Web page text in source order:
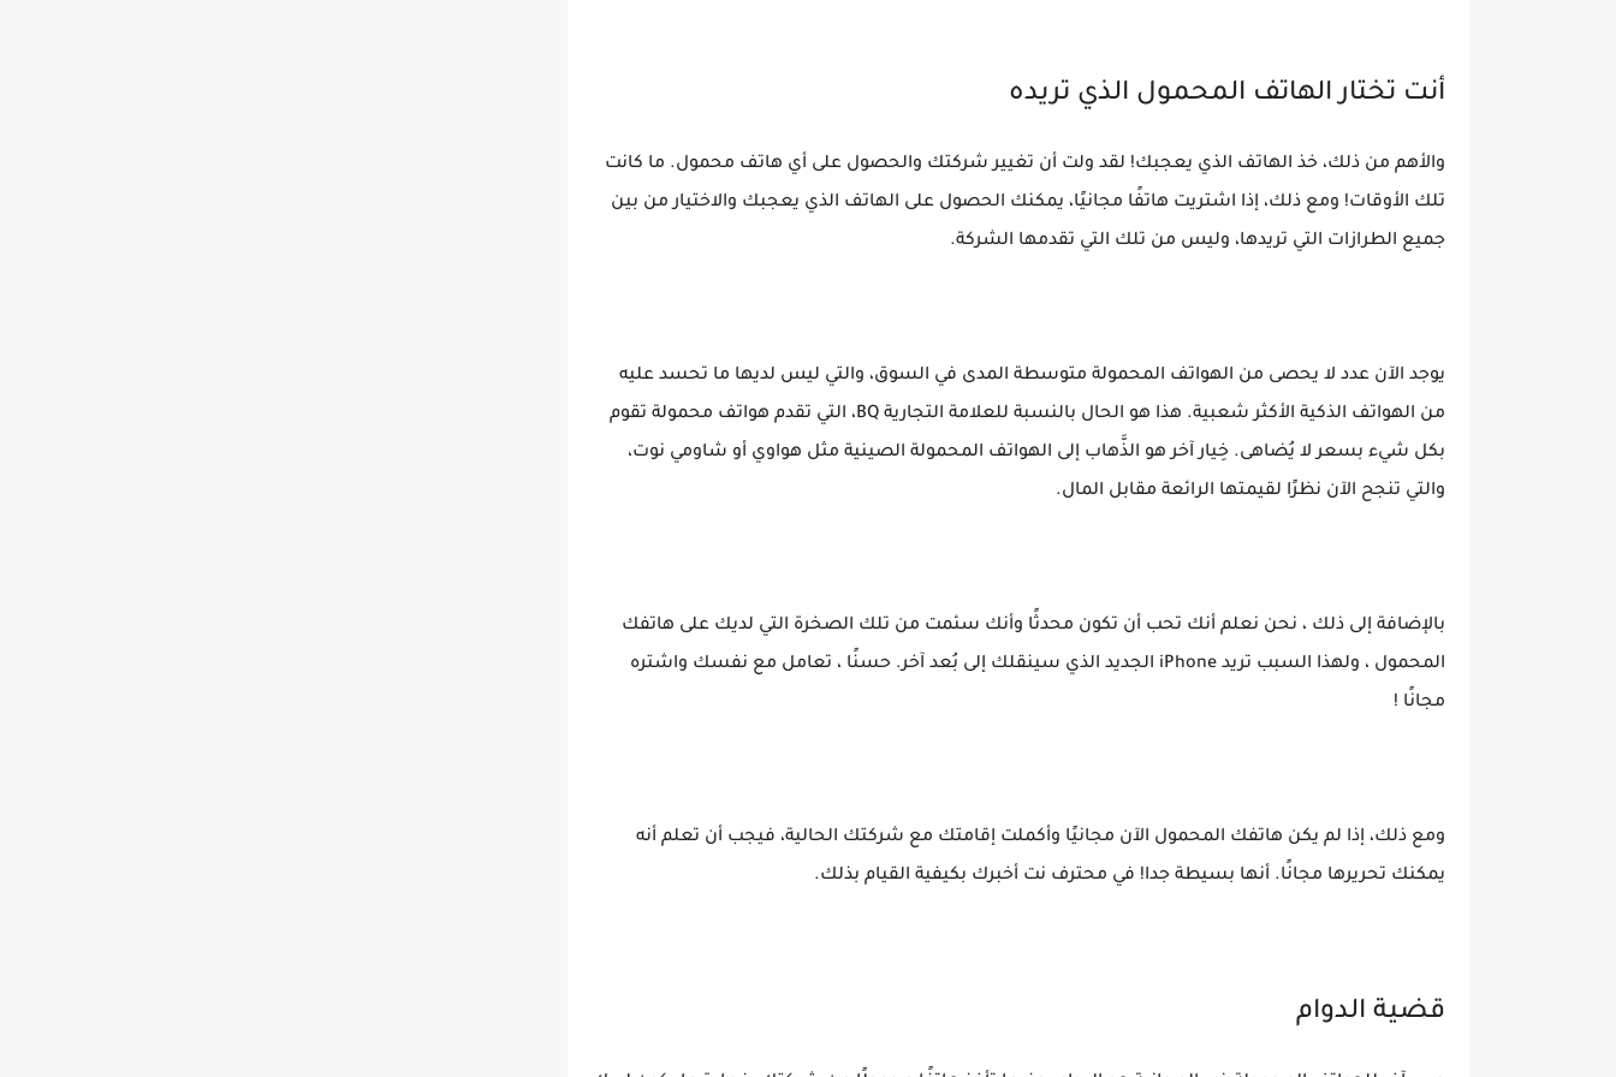
أنت تختار الهاتف المحمول الذي تريده
والأهم من ذلك، خذ الهاتف الذي يعجبك! لقد ولت أن تغيير شركتك والحصول على أي هاتف محمول. ما كانت
تلك الأوقات! ومع ذلك، إذا اشتريت هاتفًا مجانيًا، يمكنك الحصول على الهاتف الذي يعجبك والاختيار من بين
جميع الطرازات التي تريدها، وليس من تلك التي تقدمها الشركة.
يوجد الآن عدد لا يحصى من الهواتف المحمولة متوسطة المدى في السوق، والتي ليس لديها ما تحسد عليه
من الهواتف الذكية الأكثر شعبية. هذا هو الحال بالنسبة للعلامة التجارية BQ، التي تقدم هواتف محمولة تقوم
بكل شيء بسعر لا يُضاهى. خِيار آخر هو الذَّهاب إلى الهواتف المحمولة الصينية مثل هواوي أو شاومي نوت،
والتي تنجح الآن نظرًا لقيمتها الرائعة مقابل المال.
بالإضافة إلى ذلك ، نحن نعلم أنك تحب أن تكون محدثًا وأنك سئمت من تلك الصخرة التي لديك على هاتفك
المحمول ، ولهذا السبب تريد iPhone الجديد الذي سينقلك إلى بُعد آخر. حسنًا ، تعامل مع نفسك واشتره
مجانًا !
ومع ذلك، إذا لم يكن هاتفك المحمول الآن مجانيًا وأكملت إقامتك مع شركتك الحالية، فيجب أن تعلم أنه
يمكنك تحريرها مجانًا. أنها بسيطة جدا! في محترف نت أخبرك بكيفية القيام بذلك.
قضية الدوام